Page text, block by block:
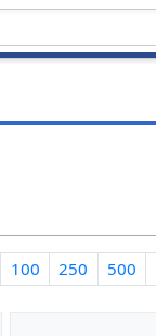
100 250 500